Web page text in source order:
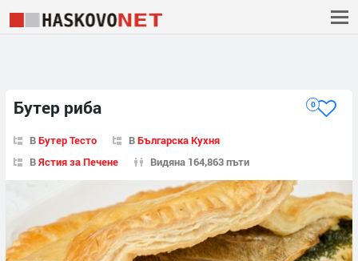
Бутер риба 0
ВБутер Тесто ВБългарска Кухня
ВЯстия за Печене Видяна 164,863 пъти